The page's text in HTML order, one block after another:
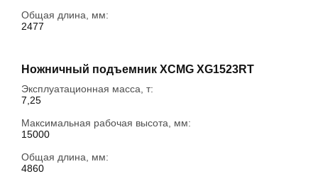
Общая длина, мм:
2477
Ножничный подъемник XCMG XG1523RT
Эксплуатационная масса, т:
7,25
Максимальная рабочая высота, мм:
15000
Общая длина, мм:
4860